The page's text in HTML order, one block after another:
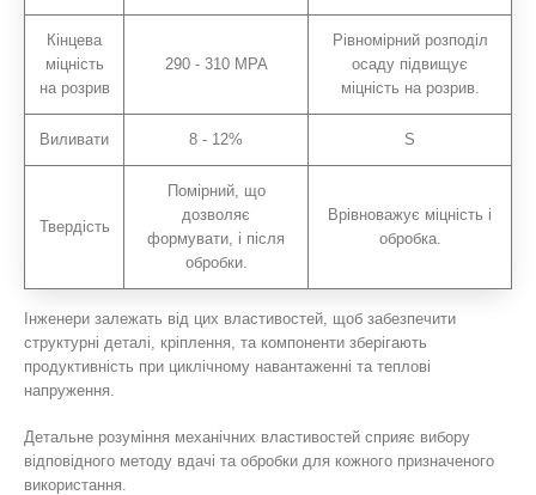
Кінцева
міцність
на розрив
290 - 310 MPA
Рівномірний розподіл
осаду підвищує
міцність на розрив.
Виливати 8 - 12% S
Твердість
Помірний, що
дозволяє
формувати, і після
обробки.
Врівноважує міцність і
обробка.
Інженери залежать від цих властивостей, щоб забезпечити
структурні деталі, кріплення, та компоненти зберігають
продуктивність при циклічному навантаженні та теплові
напруження.
Детальне розуміння механічних властивостей сприяє вибору
відповідного методу вдачі та обробки для кожного призначеного
використання.